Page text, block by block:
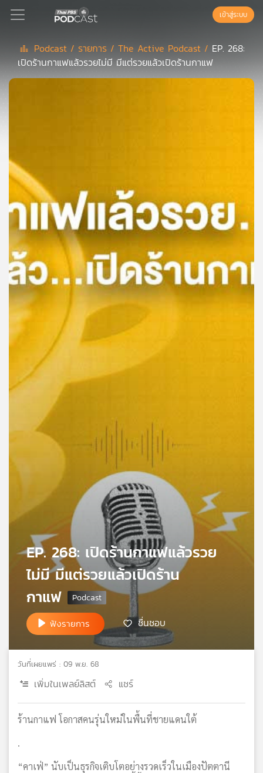
Podcast
แนะนำ
เพล
ย์
ลิ
สต์
ของ
คุณ
เพลง
กิจกรรม
เกี่ยว
ข่าย
แผนที่
เครือ
เข้าสู่ระบบ
Podcast / รายการ /The Active Podcast / EP. 268:
เปิดร้านกาแฟแล้วรวยไม่มี มีแต่รวยแล้วเปิดร้านกาแฟ
EP. 268: เปิดร้านกาแฟแล้วรวย
ไม่มี มีแต่รวยแล้วเปิดร้าน
กาแฟ
ฟังรายการ ชื่นชอบ
วันที่เผยแพร่ : 09 พ.ย. 68
เพิ่มในเพลย์ลิสต์ แชร์
ร้านกาแฟ โอกาสคนรุ่นใหม่ในพื้นที่ชายแดนใต้
.
“คาเฟ่” นับเป็นธุรกิจเติบโตอย่างรวดเร็วในเมืองปัตตานี